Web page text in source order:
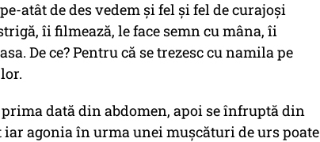
atât de des vedem și fel și fel de curajoși
îi filmează, le face semn cu mâna, îi
De ce? Pentru că se trezesc cu namila pe
dată din abdomen, apoi se înfruptă din
agonia în urma unei mușcături de urs poate